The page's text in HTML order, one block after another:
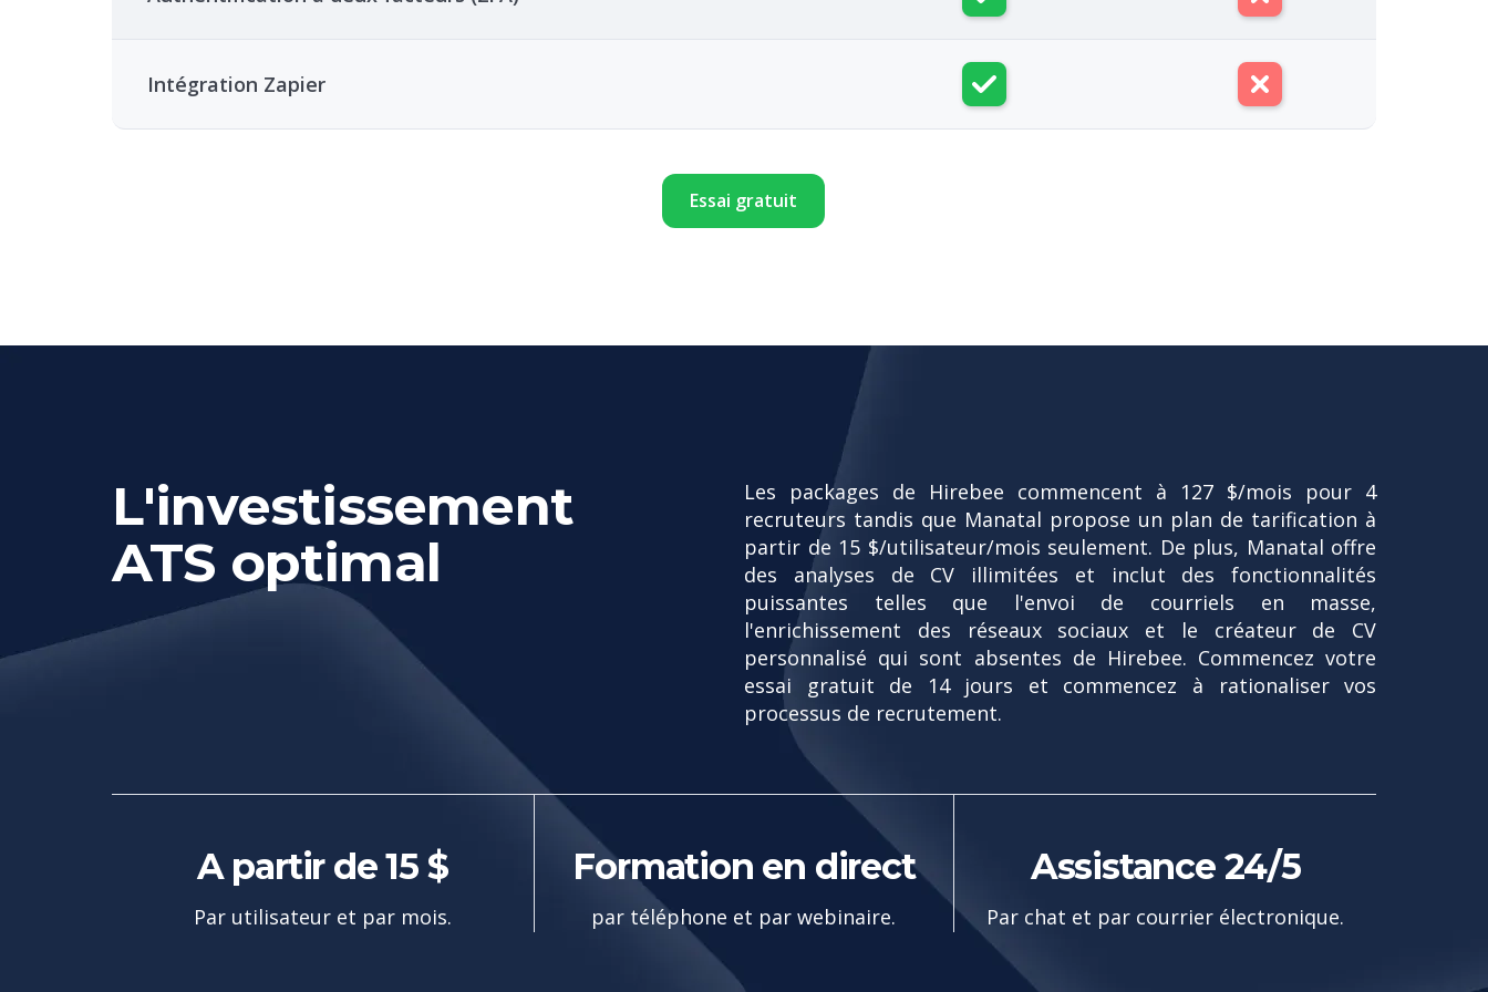
Intégration Zapier
Essai gratuit
L'investissement
ATS optimal
Les packages de Hirebee commencent à 127 $/mois pour 4
recruteurs tandis que Manatal propose un plan de tarification à
partir de 15 $/utilisateur/mois seulement. De plus, Manatal offre
des analyses de CV illimitées et inclut des fonctionnalités
puissantes telles que l'envoi de courriels en masse,
l'enrichissement des réseaux sociaux et le créateur de CV
personnalisé qui sont absentes de Hirebee. Commencez votre
essai gratuit de 14 jours et commencez à rationaliser vos
processus de recrutement.
A partir de 15 $
Par utilisateur et par mois.
Formation en direct
par téléphone et par webinaire.
Assistance 24/5
Par chat et par courrier électronique.